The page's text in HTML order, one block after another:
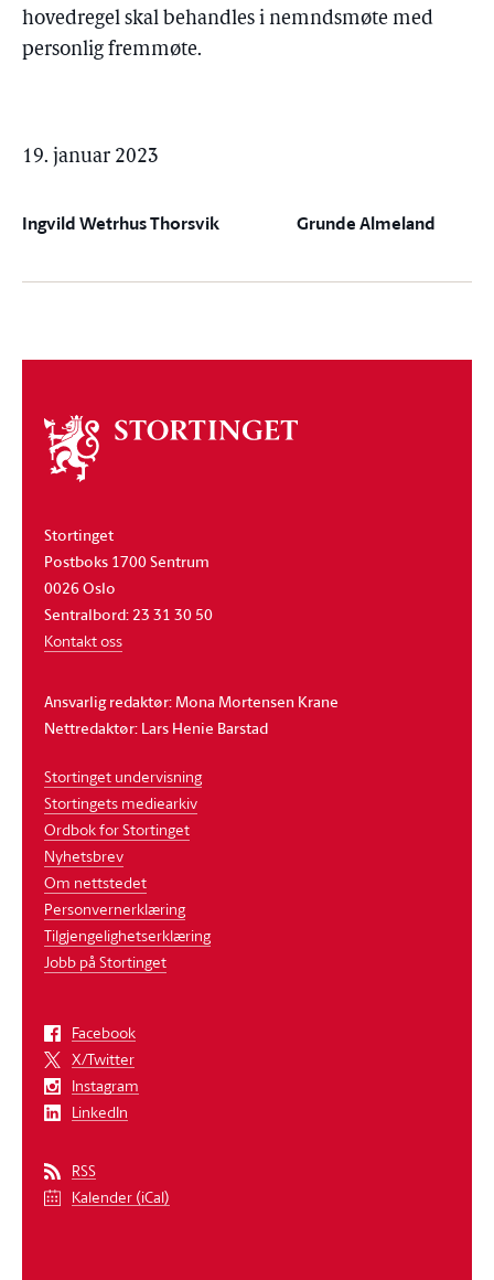
hovedregel skal behandles i nemndsmøte med
personlig fremmøte.
19. januar 2023
Ingvild Wetrhus Thorsvik Grunde Almeland
Om
stortinget
Stortinget
Postboks 1700 Sentrum
0026 Oslo
Sentralbord: 23 31 30 50
Kontakt oss
Ansvarlig redaktør: Mona Mortensen Krane
Nettredaktør: Lars Henie Barstad
Stortinget undervisning
Stortingets mediearkiv
Ordbok for Stortinget
Nyhetsbrev
Om nettstedet
Personvernerklæring
Tilgjengelighetserklæring
Jobb på Stortinget
Facebook
X/Twitter
Instagram
LinkedIn
RSS
Kalender (iCal)